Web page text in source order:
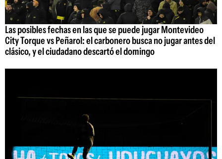
Las posibles fechas en las que se puede jugar Montevideo
City Torque vs Peñarol: el carbonero busca no jugar antes del
clásico, y el ciudadano descartó el domingo